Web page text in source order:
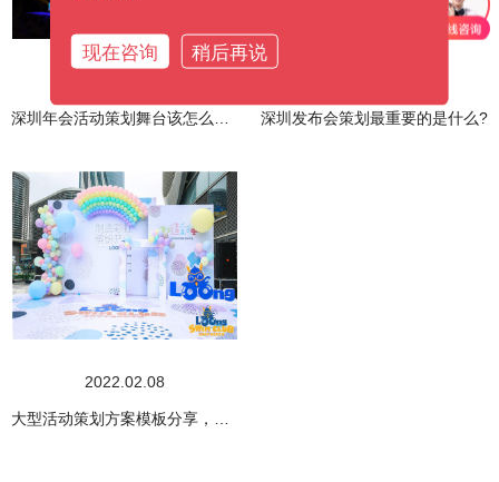
深圳发布会策划最重要的是什么?
2022.02.08
现在咨询 稍后再说